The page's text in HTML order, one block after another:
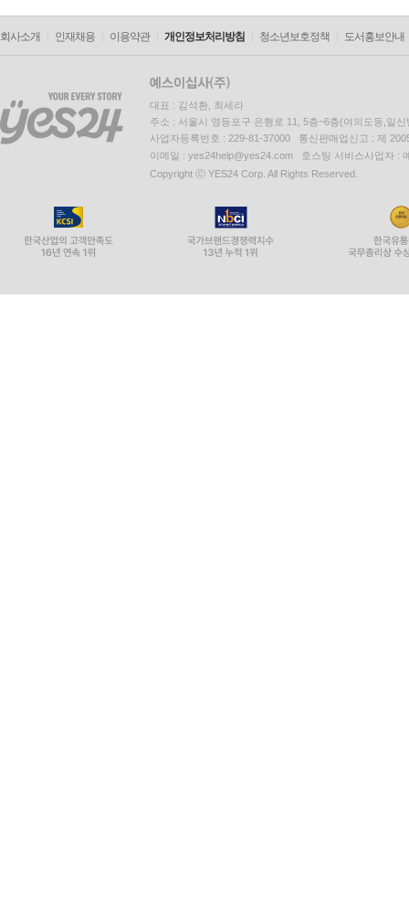
회사소개 인재채용 이용약관 개인정보처리방침 청소년보호정책 도서홍보안내
대표 : 김석환, 최세라
주소 : 서울시 영등포구 은행로 11, 5층~6층(여의도동,일신
사업자등록번호 : 229-81-37000 통신판매업신고 : 제
이메일 : yes24help@yes24.com 호스팅 서비스사업자 :
Copyright ⓒ YES24 Corp. All Rights Reserved.